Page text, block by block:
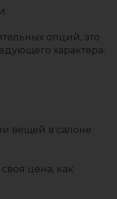
опций, это
характера:
вещей в салоне
цена, как